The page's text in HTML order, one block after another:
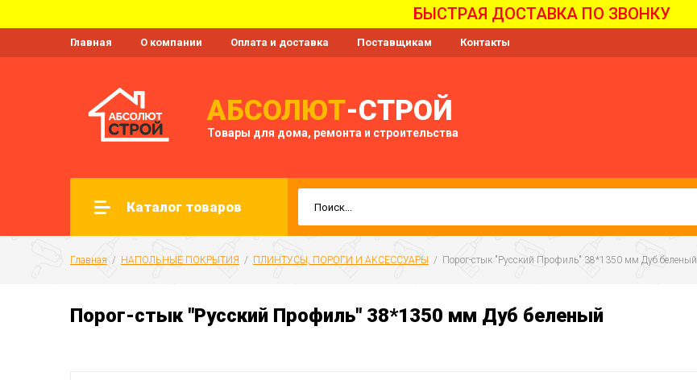
БЫСТРАЯ ДОСТАВКА ПО ЗВОНКУ
Главная О компании Оплата и доставка Поставщикам Контакты
АБСОЛЮТ-СТРОЙ
Товары для дома, ремонта и строительства
Каталог товаров
Главная
  /
НАПОЛЬНЫЕ ПОКРЫТИЯ
  /
ПЛИНТУСЫ, ПОРОГИ И АКСЕССУАРЫ
  /  Порог-стык "Русский Профиль" 38*1350 мм Дуб беленый
Порог-стык "Русский Профиль" 38*1350 мм Дуб беленый